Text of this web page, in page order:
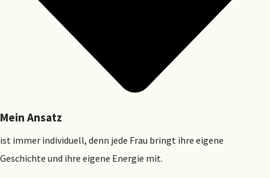
Mein Ansatz
ist immer individuell, denn jede Frau bringt ihre eigene
Geschichte und ihre eigene Energie mit.